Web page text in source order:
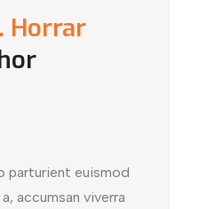
Horrar
parturient euismod
accumsan viverra